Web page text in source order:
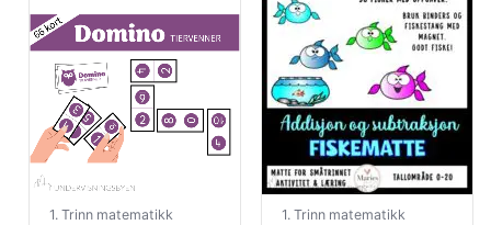
1. Trinn matematikk 1. Trinn matematikk